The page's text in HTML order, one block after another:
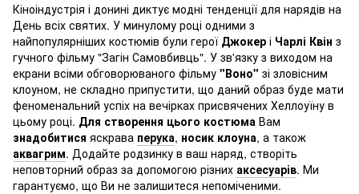
Кіноіндустрія і донині диктує модні тенденції для нарядів на
День всіх святих. У минулому році одними з
найпопулярніших костюмів були герої Джокер і Чарлі Квін з
гучного фільму "Загін Самовбивць". У зв'язку з виходом на
екрани всіми обговорюваного фільму "Воно" зі зловісним
клоуном, не складно припустити, що даний образ буде мати
феноменальний успіх на вечірках присвячених Хеллоуїну в
цьому році. Для створення цього костюма Вам
знадобитися яскрава перука, носик клоуна, а також
аквагрим. Додайте родзинку в ваш наряд, створіть
неповторний образ за допомогою різних аксесуарів. Ми
гарантуємо, що Ви не залишитеся непоміченими.